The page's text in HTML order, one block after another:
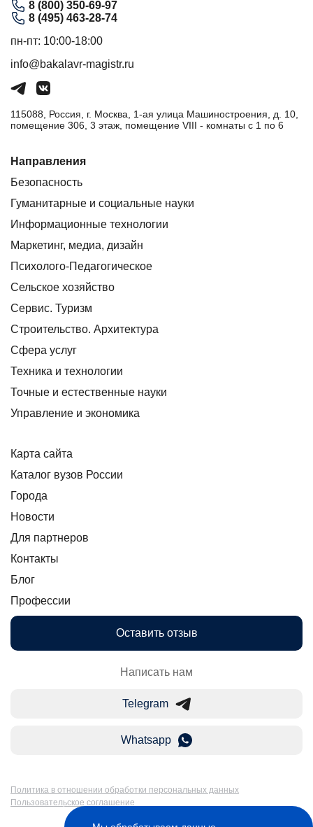
8 (800) 350-69-97
8 (495) 463-28-74
пн-пт: 10:00-18:00
info@bakalavr-magistr.ru
115088, Россия, г. Москва, 1-ая улица Машиностроения, д. 10,
помещение 306, 3 этаж, помещение VIII - комнаты с 1 по 6
Направления
Безопасность
Гуманитарные и социальные науки
Информационные технологии
Маркетинг, медиа, дизайн
Психолого-Педагогическое
Сельское хозяйство
Сервис. Туризм
Строительство. Архитектура
Сфера услуг
Техника и технологии
Точные и естественные науки
Управление и экономика
Карта сайта
Каталог вузов России
Города
Новости
Для партнеров
Контакты
Блог
Профессии
Оставить отзыв
Написать нам
Telegram
Whatsapp
Политика в отношении обработки персональных данных
Пользовательское соглашение